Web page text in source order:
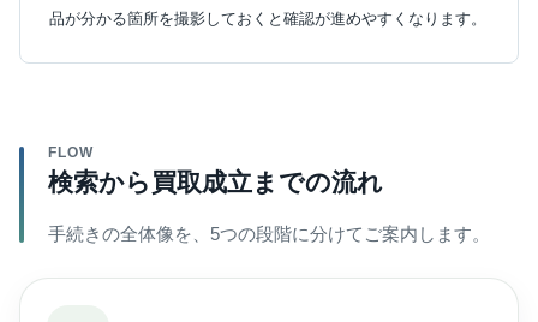
品が分かる箇所を撮影しておくと確認が進めやすくなります。
FLOW
検索から買取成立までの流れ
手続きの全体像を、5つの段階に分けてご案内します。